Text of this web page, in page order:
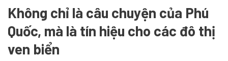
Không chỉ là câu chuyện của Phú
Quốc, mà là tín hiệu cho các đô thị
ven biển